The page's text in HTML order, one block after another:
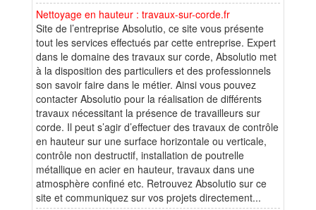
Nettoyage en hauteur : travaux-sur-corde.fr
Site de l’entreprise Absolutio, ce site vous présente
tout les services effectués par cette entreprise. Expert
dans le domaine des travaux sur corde, Absolutio met
à la disposition des particuliers et des professionnels
son savoir faire dans le métier. Ainsi vous pouvez
contacter Absolutio pour la réalisation de différents
travaux nécessitant la présence de travailleurs sur
corde. Il peut s’agir d’effectuer des travaux de contrôle
en hauteur sur une surface horizontale ou verticale,
contrôle non destructif, installation de poutrelle
métallique en acier en hauteur, travaux dans une
atmosphère confiné etc. Retrouvez Absolutio sur ce
site et communiquez sur vos projets directement...